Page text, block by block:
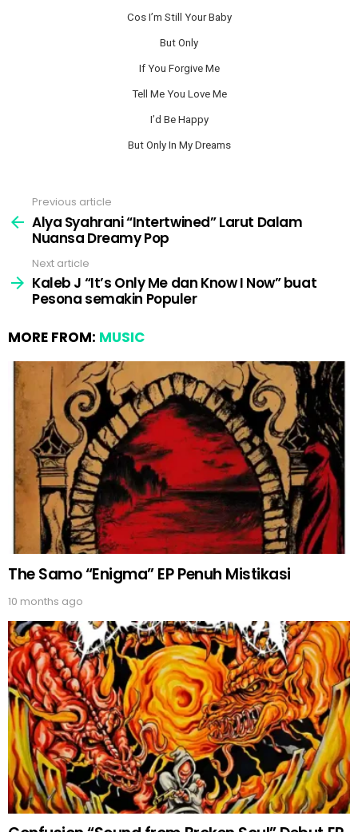
Cos I’m Still Your Baby
But Only
If You Forgive Me
Tell Me You Love Me
I’d Be Happy
But Only In My Dreams
more
Previous article
Alya Syahrani “Intertwined” Larut Dalam
Nuansa Dreamy Pop
Next article
Kaleb J “It’s Only Me dan Know I Now” buat
Pesona semakin Populer
MORE FROM: MUSIC
The Samo “Enigma” EP Penuh Mistikasi
10 months ago